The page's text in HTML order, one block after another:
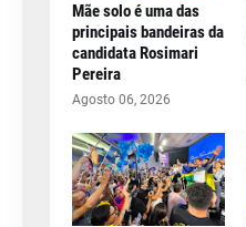
Mãe solo é uma das
principais bandeiras da
candidata Rosimari
Pereira
Agosto 06, 2026